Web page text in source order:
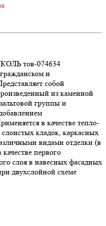
тов-074634
и
собой
из каменной
группы и
в качестве тепло-
кладок, каркасных
видами отделки (в
первого
слоя в навесных фасадных
двухслойной схеме